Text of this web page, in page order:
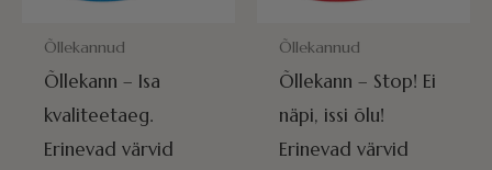
POSTITAMISEKS VALMIS HOMME!
Õllekannud
Õllekann – Isa
kvaliteetaeg.
Erinevad värvid
POSTITAMISEKS VALMIS
Õllekannud
Õllekann – Stop! Ei
näpi, issi õlu!
Erinevad värvid